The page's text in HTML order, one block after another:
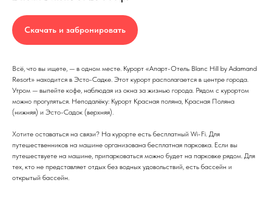
Скачать и забронировать
Всё, что вы ищете, — в одном месте. Курорт «Апарт-Отель Blanc Hill by Adamand
Resort» находится в Эсто-Садке. Этот курорт располагается в центре города.
Утром — выпейте кофе, наблюдая из окна за жизнью города. Рядом с курортом
можно прогуляться. Неподалёку: Курорт Красная поляна, Красная Поляна
(нижняя) и Эсто-Садок (верхняя).
Хотите оставаться на связи? На курорте есть бесплатный Wi-Fi. Для
путешественников на машине организована бесплатная парковка. Если вы
путешествуете на машине, припарковаться можно будет на парковке рядом. Для
тех, кто не представляет отдых без водных удовольствий, есть бассейн и
открытый бассейн.